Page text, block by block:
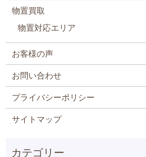
物置買取
物置対応エリア
お客様の声
お問い合わせ
プライバシーポリシー
サイトマップ